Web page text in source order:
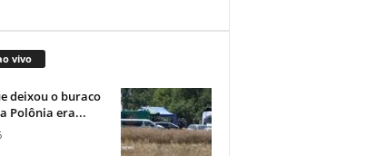
vivo
deixou o buraco
Polônia era...